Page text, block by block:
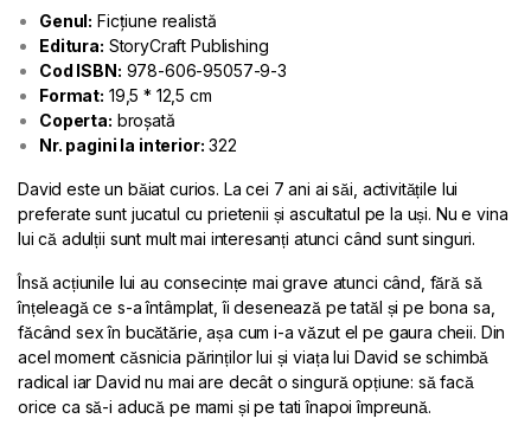
Genul: Ficțiune realistă
Editura: StoryCraft Publishing
Cod ISBN: 978-606-95057-9-3
Format: 19,5 * 12,5 cm
Coperta: broșată
Nr. pagini la interior: 322
David este un băiat curios. La cei 7 ani ai săi, activitățile lui
preferate sunt jucatul cu prietenii și ascultatul pe la uși. Nu e vina
lui că adulții sunt mult mai interesanți atunci când sunt singuri.
Însă acțiunile lui au consecințe mai grave atunci când, fără să
înțeleagă ce s-a întâmplat, îi desenează pe tatăl și pe bona sa,
făcând sex în bucătărie, așa cum i-a văzut el pe gaura cheii. Din
acel moment căsnicia părinților lui și viața lui David se schimbă
radical iar David nu mai are decât o singură opțiune: să facă
orice ca să-i aducă pe mami și pe tati înapoi împreună.